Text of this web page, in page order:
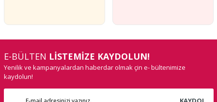
E-BÜLTEN LİSTEMİZE KAYDOLUN!
Yenilik ve kampanyalardan haberdar olmak çin e- bültenimize
kaydolun!